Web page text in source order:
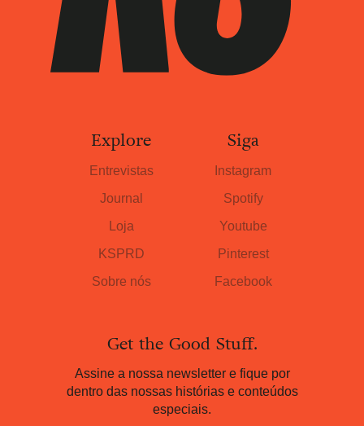
Get the Good Stuff.
Assine a nossa newsletter e fique por
dentro das nossas histórias e conteúdos
especiais.
Explore
Entrevistas
Journal
Loja
KSPRD
Sobre nós
Siga
Instagram
Spotify
Youtube
Pinterest
Facebook